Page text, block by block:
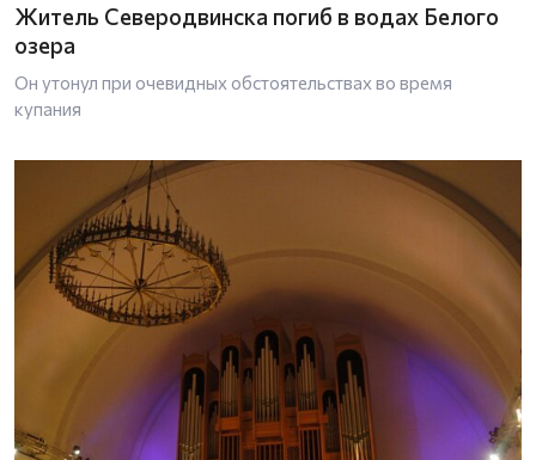
Житель Северодвинска погиб в водах Белого
озера
Он утонул при очевидных обстоятельствах во время
купания